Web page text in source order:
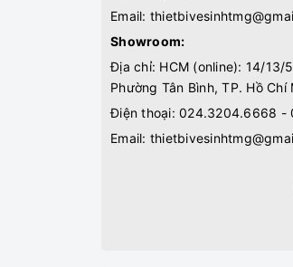
Email:
Showroom:
Địa chỉ: HCM (online): 14/13/
Phường Tân Bình, TP. Hồ Chí
Điện thoại: 024.3204.6668 -
Email: